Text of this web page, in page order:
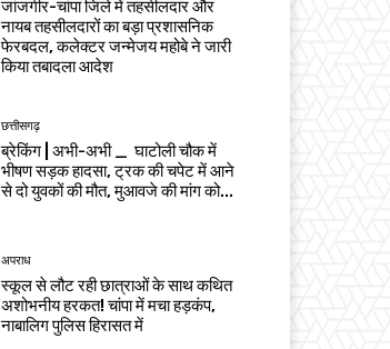
जांजगीर-चांपा जिले में तहसीलदार और
नायब तहसीलदारों का बड़ा प्रशासनिक
फेरबदल, कलेक्टर जन्मेजय महोबे ने जारी
किया तबादला आदेश
छत्तीसगढ़
ब्रेकिंग | अभी-अभी _ घाटोली चौक में
भीषण सड़क हादसा, ट्रक की चपेट में आने
से दो युवकों की मौत, मुआवजे की मांग को...
अपराध
स्कूल से लौट रही छात्राओं के साथ कथित
अशोभनीय हरकत! चांपा में मचा हड़कंप,
नाबालिग पुलिस हिरासत में